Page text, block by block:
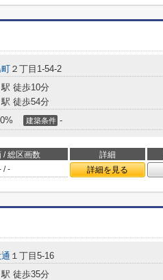
町２丁目1-54-2
駅 徒歩10分
駅 徒歩54分
建築条件 -
/ 総区画数 詳細
/ - 詳細を見る
１丁目5-16
駅 徒歩35分